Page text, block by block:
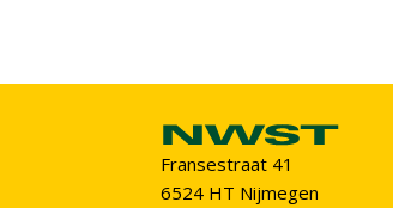
Fransestraat 41
6524 HT Nijmegen